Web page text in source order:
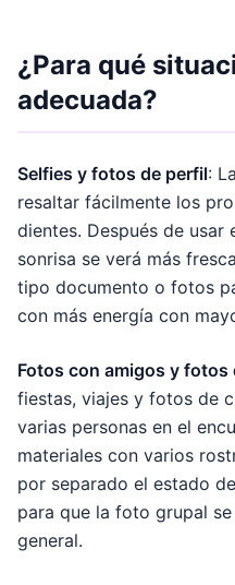
¿Para qué
adecuada?
Selfies y fotos de perfil:
resaltar fácilmente los
dientes. Después de usar
sonrisa se verá más
tipo documento o fotos
con más energía con
Fotos con amigos y fotos
fiestas, viajes y fotos de
varias personas en el
materiales con varios
por separado el estado
para que la foto grupal
general.